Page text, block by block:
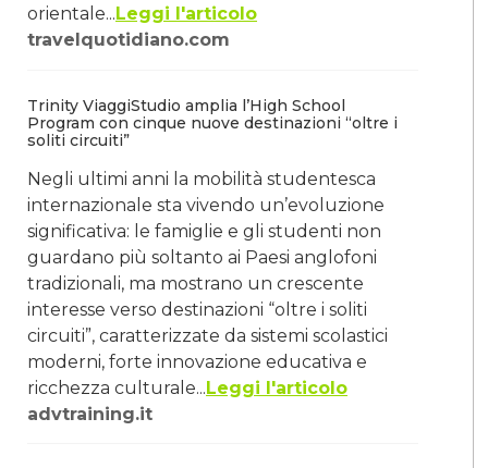
orientale... Leggi l'articolo
travelquotidiano.com
Trinity ViaggiStudio amplia l’High School
Program con cinque nuove destinazioni “oltre i
soliti circuiti”
Negli ultimi anni la mobilità studentesca
internazionale sta vivendo un’evoluzione
significativa: le famiglie e gli studenti non
guardano più soltanto ai Paesi anglofoni
tradizionali, ma mostrano un crescente
interesse verso destinazioni “oltre i soliti
circuiti”, caratterizzate da sistemi scolastici
moderni, forte innovazione educativa e
ricchezza culturale...Leggi l'articolo
advtraining.it